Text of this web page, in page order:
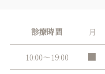
診療時間 月
10:00～19:00 ■